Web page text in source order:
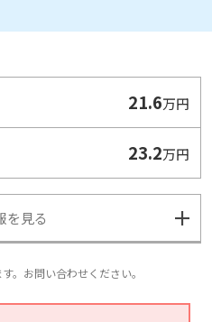
21.6万円
23.2万円
を見る
。お問い合わせください。